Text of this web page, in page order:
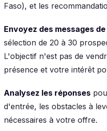
Faso), et les
Envoyez des messages
sélection de 20 à 30
L'objectif n'est pas de
présence et votre intérêt
Analysez les réponses
d'entrée, les obstacles à
nécessaires à votre offre.